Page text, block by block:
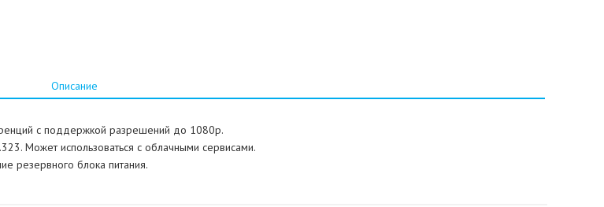
Описание
с поддержкой разрешений до 1080p.
Может использоваться с облачными сервисами.
резервного блока питания.